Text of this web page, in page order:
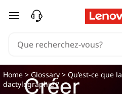
passer au contenu principal
Home >Glossary > Qu’est-ce que la
dactylographie ?